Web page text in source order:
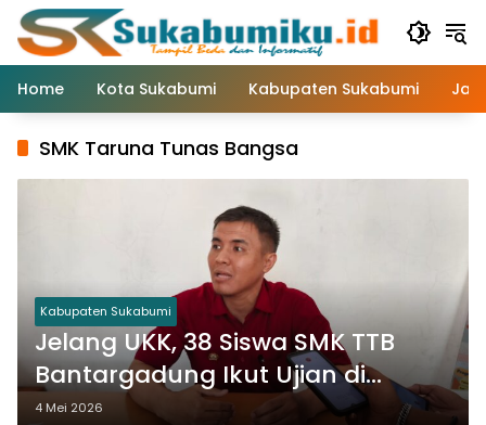
Langsung
konten
Home
Kota Sukabumi Kabupaten Sukabumi
SMK Taruna Tunas Bangsa
Kabupaten Sukabumi
Jelang UKK, 38 Siswa SMK TTB
Bantargadung Ikut Ujian di
Sekolah Lain
4 Mei 2026